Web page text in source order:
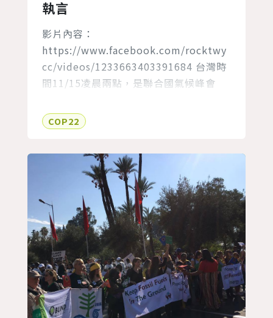
執言
影片內容：
https://www.facebook.com/rocktwy
cc/videos/1233663403391684 台灣時
間11/15凌晨兩點，是聯合國氣候峰會
TWYCC代表團員—簡世儒，代表青年非
政府組織(YOUNGO)的氣候培力行動工作
Empowerment, ACE Working Group)
COP22